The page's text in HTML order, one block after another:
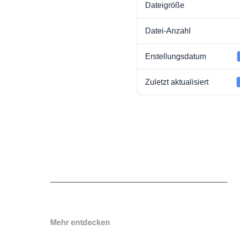
Dateigröße
Datei-Anzahl
Erstellungsdatum
Zuletzt aktualisiert
Mehr entdecken